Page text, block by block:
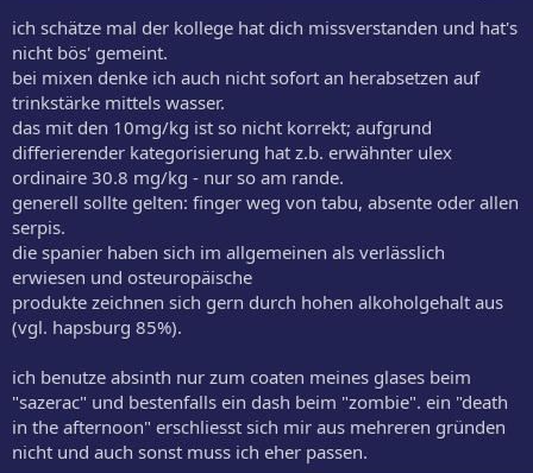
ich schätze mal der kollege hat dich missverstanden und hat's
nicht bös' gemeint.
bei mixen denke ich auch nicht sofort an herabsetzen auf
trinkstärke mittels wasser.
das mit den 10mg/kg ist so nicht korrekt; aufgrund
differierender kategorisierung hat z.b. erwähnter ulex
ordinaire 30.8 mg/kg - nur so am rande.
generell sollte gelten: finger weg von tabu, absente oder allen
serpis.
die spanier haben sich im allgemeinen als verlässlich
erwiesen und osteuropäische
produkte zeichnen sich gern durch hohen alkoholgehalt aus
(vgl. hapsburg 85%).
ich benutze absinth nur zum coaten meines glases beim
"sazerac" und bestenfalls ein dash beim "zombie". ein "death
in the afternoon" erschliesst sich mir aus mehreren gründen
nicht und auch sonst muss ich eher passen.